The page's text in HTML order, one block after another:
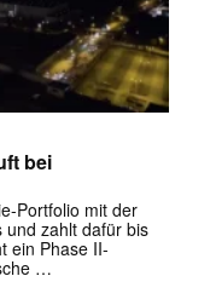
bei
Portfolio mit der
und zahlt dafür bis
ein Phase II-
…